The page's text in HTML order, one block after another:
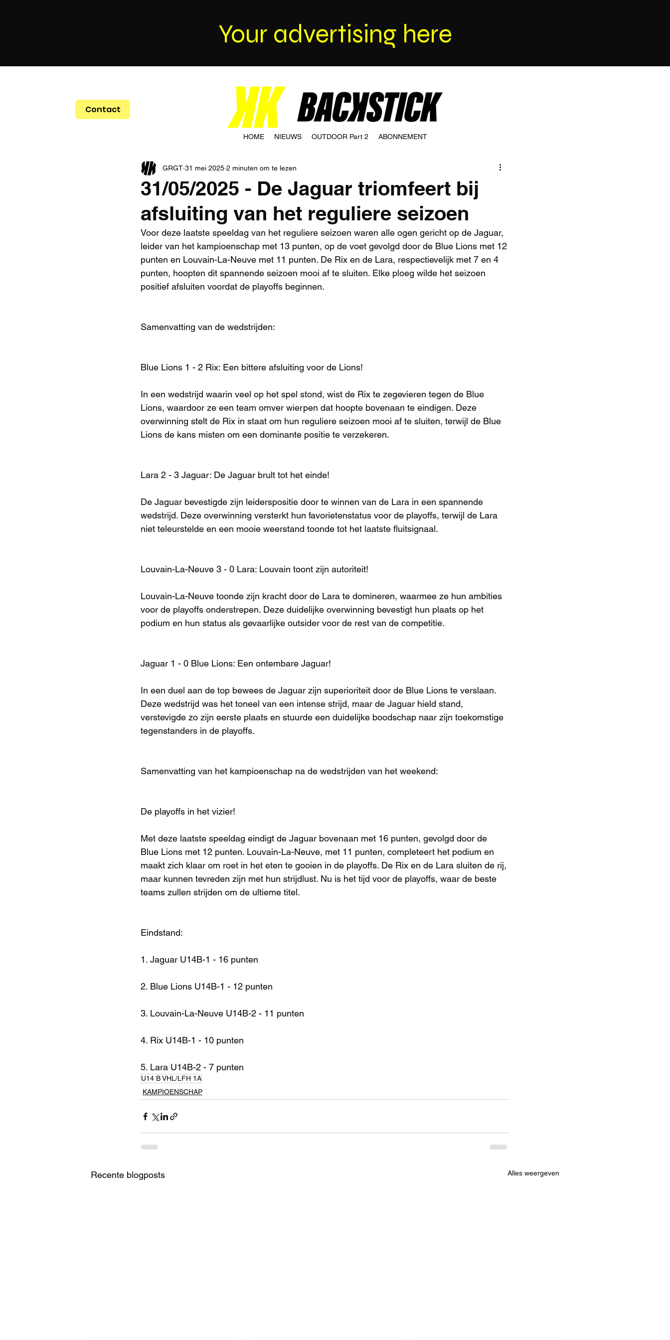
Your advertising here
Contact
HOME NIEUWS OUTDOOR Part 2 ABONNEMENT
31/05/2025 - De Jaguar triomfeert bij
afsluiting van het reguliere seizoen
GRGT 31 mei 2025 2 minuten om te lezen
Voor deze laatste speeldag van het reguliere seizoen waren alle ogen gericht op de Jaguar,
leider van het kampioenschap met 13 punten, op de voet gevolgd door de Blue Lions met 12
punten en Louvain-La-Neuve met 11 punten. De Rix en de Lara, respectievelijk met 7 en 4
punten, hoopten dit spannende seizoen mooi af te sluiten. Elke ploeg wilde het seizoen
positief afsluiten voordat de playoffs beginnen.
Samenvatting van de wedstrijden:
Blue Lions 1 - 2 Rix: Een bittere afsluiting voor de Lions!
In een wedstrijd waarin veel op het spel stond, wist de Rix te zegevieren tegen de Blue
Lions, waardoor ze een team omver wierpen dat hoopte bovenaan te eindigen. Deze
overwinning stelt de Rix in staat om hun reguliere seizoen mooi af te sluiten, terwijl de Blue
Lions de kans misten om een dominante positie te verzekeren.
Lara 2 - 3 Jaguar: De Jaguar brult tot het einde!
De Jaguar bevestigde zijn leiderspositie door te winnen van de Lara in een spannende
wedstrijd. Deze overwinning versterkt hun favorietenstatus voor de playoffs, terwijl de Lara
niet teleurstelde en een mooie weerstand toonde tot het laatste fluitsignaal.
Louvain-La-Neuve 3 - 0 Lara: Louvain toont zijn autoriteit!
Louvain-La-Neuve toonde zijn kracht door de Lara te domineren, waarmee ze hun ambities
voor de playoffs onderstrepen. Deze duidelijke overwinning bevestigt hun plaats op het
podium en hun status als gevaarlijke outsider voor de rest van de competitie.
Jaguar 1 - 0 Blue Lions: Een ontembare Jaguar!
In een duel aan de top bewees de Jaguar zijn superioriteit door de Blue Lions te verslaan.
Deze wedstrijd was het toneel van een intense strijd, maar de Jaguar hield stand,
verstevigde zo zijn eerste plaats en stuurde een duidelijke boodschap naar zijn toekomstige
tegenstanders in de playoffs.
Samenvatting van het kampioenschap na de wedstrijden van het weekend:
De playoffs in het vizier!
Met deze laatste speeldag eindigt de Jaguar bovenaan met 16 punten, gevolgd door de
Blue Lions met 12 punten. Louvain-La-Neuve, met 11 punten, completeert het podium en
maakt zich klaar om roet in het eten te gooien in de playoffs. De Rix en de Lara sluiten de rij,
maar kunnen tevreden zijn met hun strijdlust. Nu is het tijd voor de playoffs, waar de beste
teams zullen strijden om de ultieme titel.
Eindstand:
1. Jaguar U14B-1 - 16 punten
2. Blue Lions U14B-1 - 12 punten
3. Louvain-La-Neuve U14B-2 - 11 punten
4. Rix U14B-1 - 10 punten
5. Lara U14B-2 - 7 punten
U14 B VHL/LFH 1A
KAMPIOENSCHAP
Recente blogposts Alles weergeven